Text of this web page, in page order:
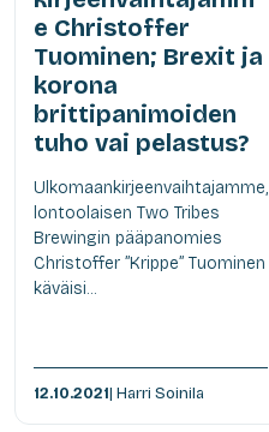
e Christoffer
Tuominen; Brexit ja
korona
brittipanimoiden
tuho vai pelastus?
Ulkomaankirjeenvaihtajamme,
lontoolaisen Two Tribes
Brewingin pääpanomies
Christoffer ”Krippe” Tuominen
käväisi...
12.10.2021| Harri Soinila